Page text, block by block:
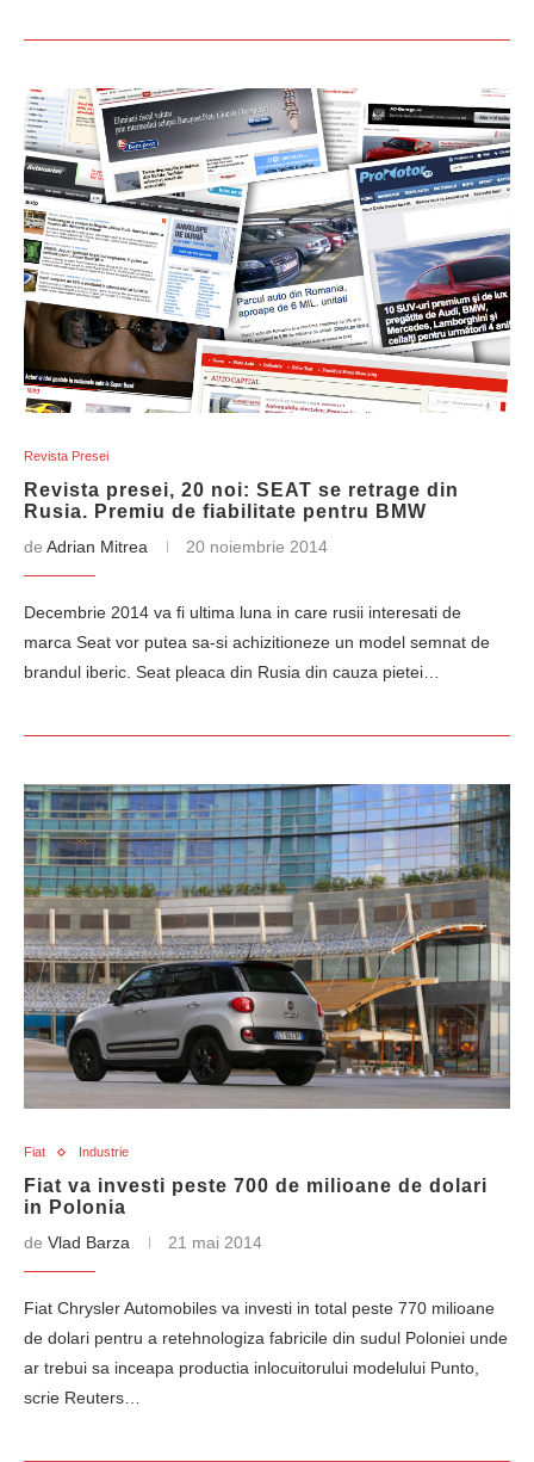
Revista Presei
Revista presei, 20 noi: SEAT se retrage din
Rusia. Premiu de fiabilitate pentru BMW
de Adrian Mitrea 20 noiembrie 2014
Decembrie 2014 va fi ultima luna in care rusii interesati de
marca Seat vor putea sa-si achizitioneze un model semnat de
brandul iberic. Seat pleaca din Rusia din cauza pietei…
Fiat Industrie
Fiat va investi peste 700 de milioane de dolari
in Polonia
de Vlad Barza 21 mai 2014
Fiat Chrysler Automobiles va investi in total peste 770 milioane
de dolari pentru a retehnologiza fabricile din sudul Poloniei unde
ar trebui sa inceapa productia inlocuitorului modelului Punto,
scrie Reuters…